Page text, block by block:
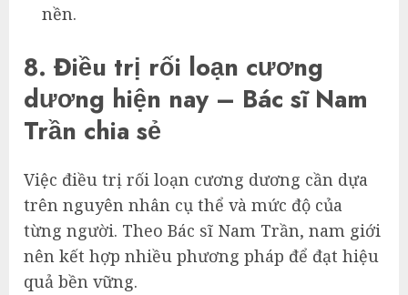
nền.
8. Điều trị rối loạn cương
dương hiện nay – Bác sĩ Nam
Trần chia sẻ
Việc điều trị rối loạn cương dương cần dựa
trên nguyên nhân cụ thể và mức độ của
từng người. Theo Bác sĩ Nam Trần, nam giới
nên kết hợp nhiều phương pháp để đạt hiệu
quả bền vững.